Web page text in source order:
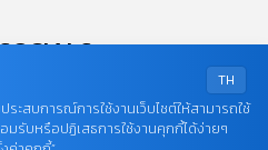
TH
ระสบการณ์การใช้งานเว็บไซต์ให้สามารถใช้
รับหรือปฏิเสธการใช้งานคุกกี้ได้ง่ายๆ